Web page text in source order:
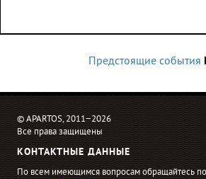
Предстоящие события
© APARTOS, 2011−2026
Все права защищены
КОНТАКТНЫЕ ДАННЫЕ
По всем имеющимся вопросам обращайтесь